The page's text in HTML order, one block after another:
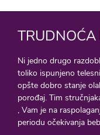
TRUDNOĆA
Ni jedno drugo
toliko ispunjeno
opšte dobro stanje
porođaj. Tim
, Vam je na
periodu očekivanja